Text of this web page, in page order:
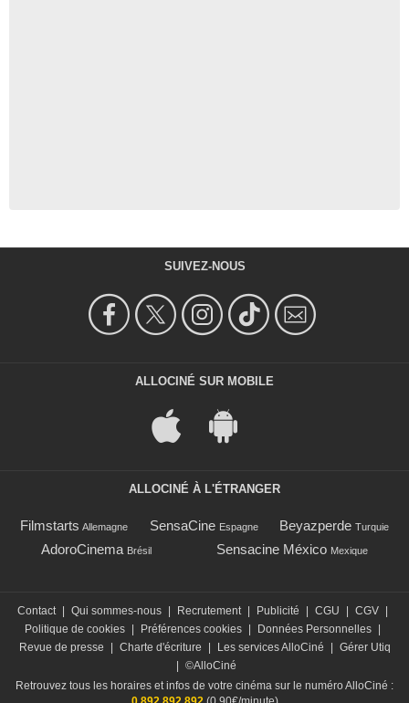
SUIVEZ-NOUS
ALLOCINÉ SUR MOBILE
ALLOCINÉ À L'ÉTRANGER
Filmstarts Allemagne SensaCine Espagne Beyazperde Turquie
AdoroCinema Brésil Sensacine México Mexique
Contact Qui sommes-nous Recrutement Publicité CGU CGV
Politique de cookies
Préférences cookies Données Personnelles
Revue de presse
Charte d'écriture Les services AlloCiné
Gérer Utiq
©AlloCiné
Retrouvez tous les horaires et infos de votre cinéma sur le numéro AlloCiné :